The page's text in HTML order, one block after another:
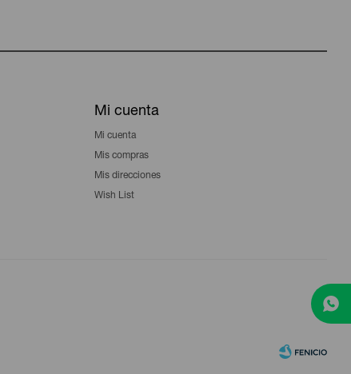
Mi cuenta
Mi cuenta
Mis compras
Mis direcciones
Wish List